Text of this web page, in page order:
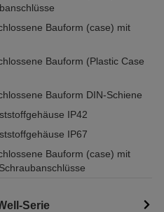
Bauform (case) mit
Bauform (Plastic Case
Bauform DIN-Schiene
IP42
IP67
Bauform (case) mit
Serie